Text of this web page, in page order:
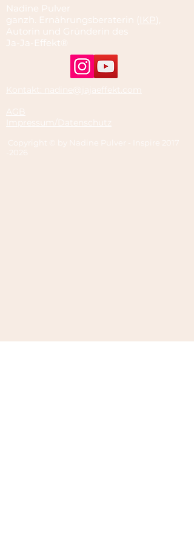
Nadine Pulver
ganzh. Ernährungsberaterin ( IKP),
Autorin und Gründerin des
Ja-Ja-Effekt®
Kontakt: nadine@jajaeffekt.com
AGB
Impressum/Datenschutz
Copyright © by Nadine Pulver - Inspire
2017
-2026